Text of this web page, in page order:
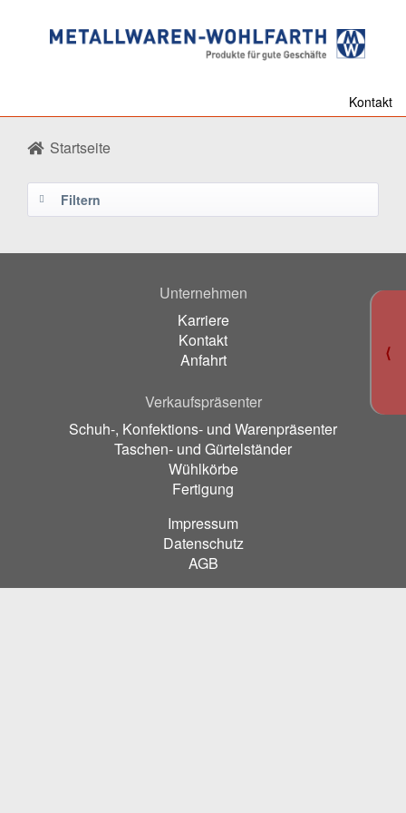
Kontakt
Startseite
Filtern
⟨
Unternehmen
Karriere
Kontakt
Anfahrt
Verkaufspräsenter
Schuh-, Konfektions- und Warenpräsenter
Taschen- und Gürtelständer
Wühlkörbe
Fertigung
Impressum
Datenschutz
AGB